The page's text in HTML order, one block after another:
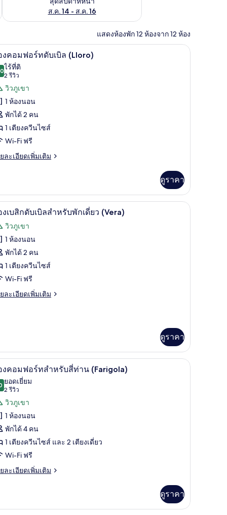
ส.ค. 14 - ส.ค. 16
แสดงห้องพัก 12 ห้องจาก 12 ห้อง
สง, ห้องเก็บเสียง, Wi-Fi ฟรี
ถ่าย
หมด
ง
มฟอร์ท
เบิล
ห้องคอมฟอร์ทดับเบิล (Lloro) | ผ้าม่านกันแสง,
8
งคอมฟอร์ทดับเบิล (Lloro)
จาก 10
ไร้ที่ติ
2 รีวิว
(2
รีวิว)
วิวภูเขา
1 ห้องนอน
พักได้ 2 คน
1 เตียงควีนไซส์
Wi-Fi ฟรี
ละเอียดเพิ่มเติม
บิล
ดูราคา
ม่านกันแสง, ห้องเก็บเสียง, Wi-Fi ฟรี
พถ่าย
หมด
ง
ง
สิ
บเบิล
ผ้าม่านกันแสง, ห้องเก็บเสียง, Wi-Fi ฟรี
6เบสิกดับเบิลสำหรับพักเดี่ยว (Vera)
วิวภูเขา
1 ห้องนอน
พักได้ 2 คน
1 เตียงควีนไซส์
Wi-Fi ฟรี
ละเอียดเพิ่มเติม
เบิล
ว
ดูราคา
กันแสง, ห้องเก็บเสียง, Wi-Fi ฟรี
พถ่าย
หมด
ง
มฟอร์ท
หรับ
ผ้าม่านกันแสง, ห้องเก็บเสียง, Wi-Fi ฟรี
9
งคอมฟอร์ทสำหรับสี่ท่าน (Farigola)
จาก 10
ยอดเยี่ยม
2 รีวิว
(2
รีวิว)
วิวภูเขา
1 ห้องนอน
พักได้ 4 คน
1 เตียงควีนไซส์ และ 2 เตียงเดี่ยว
Wi-Fi ฟรี
ละเอียดเพิ่มเติม
ดูราคา